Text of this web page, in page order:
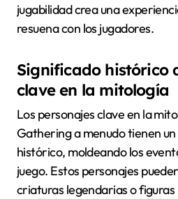
jugabilidad crea una
resuena con los jugadores.
Significado histórico
clave en la mitología
Los personajes clave en la
Gathering a menudo tienen
histórico, moldeando los
juego. Estos personajes
criaturas legendarias o figuras